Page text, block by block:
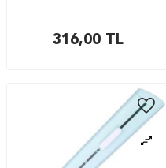
316,00 TL